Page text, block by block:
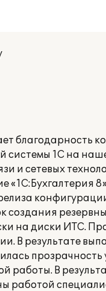
благодарность
системы 1С на
и сетевых
«1С:Бухгалтерия
создания
на диски ИТС.
В результате
работы. В
работой